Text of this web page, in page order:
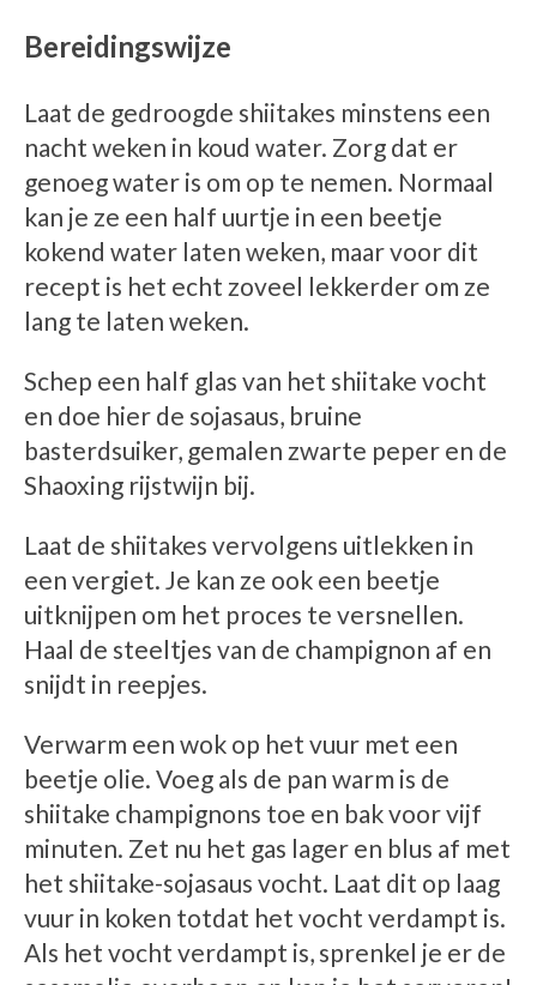
Bereidingswijze
Laat de gedroogde shiitakes minstens een
nacht weken in koud water. Zorg dat er
genoeg water is om op te nemen. Normaal
kan je ze een half uurtje in een beetje
kokend water laten weken, maar voor dit
recept is het echt zoveel lekkerder om ze
lang te laten weken.
Schep een half glas van het shiitake vocht
en doe hier de sojasaus, bruine
basterdsuiker, gemalen zwarte peper en de
Shaoxing rijstwijn bij.
Laat de shiitakes vervolgens uitlekken in
een vergiet. Je kan ze ook een beetje
uitknijpen om het proces te versnellen.
Haal de steeltjes van de champignon af en
snijdt in reepjes.
Verwarm een wok op het vuur met een
beetje olie. Voeg als de pan warm is de
shiitake champignons toe en bak voor vijf
minuten. Zet nu het gas lager en blus af met
het shiitake-sojasaus vocht. Laat dit op laag
vuur in koken totdat het vocht verdampt is.
Als het vocht verdampt is, sprenkel je er de